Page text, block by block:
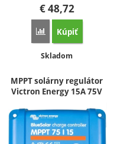
€48,72
Porovnať
Kúpiť
Dostupnosť:
Skladom
MPPT solárny regulátor
Victron Energy 15A 75V